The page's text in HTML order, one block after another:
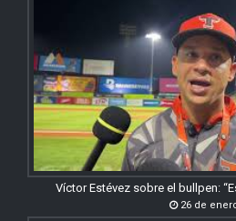
Víctor Estévez sobre el bullpen:
26 de